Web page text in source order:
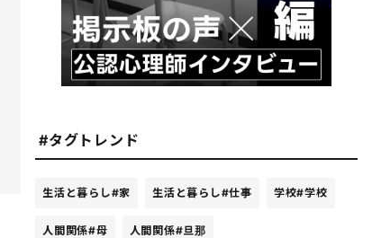
#タグトレンド
生活と暮らし#家 生活と暮らし#仕事 学校#学校
人間関係#母 人間関係#旦那